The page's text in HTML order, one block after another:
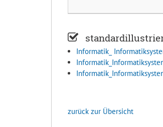
Informatik_
zurück zur Übersicht